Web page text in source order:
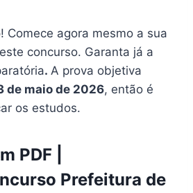
Comece agora mesmo a sua
concurso. Garanta já a
. A prova objetiva
de maio de 2026, então é
os estudos.
PDF |
Prefeitura de